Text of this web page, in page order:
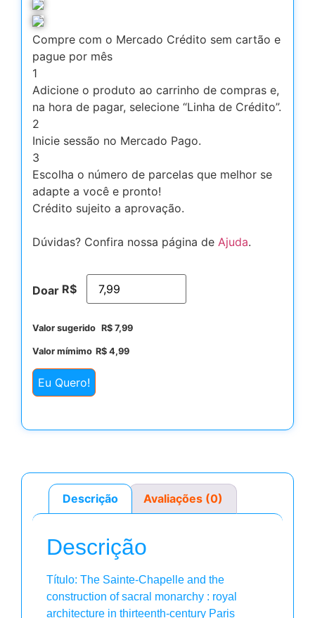
Compre com o Mercado Crédito sem cartão e
pague por mês
1
Adicione o produto ao carrinho de compras e,
na hora de pagar, selecione “Linha de Crédito”.
2
Inicie sessão no Mercado Pago.
3
Escolha o número de parcelas que melhor se
adapte a você e pronto!
Crédito sujeito a aprovação.
Dúvidas? Confira nossa página de Ajuda.
Doar R$
Valor sugerido R$ 7,99
Valor mímimo R$ 4,99
Eu Quero!
Descrição Avaliações (0)
Descrição
Título: The Sainte-Chapelle and the
construction of sacral monarchy : royal
architecture in thirteenth-century Paris